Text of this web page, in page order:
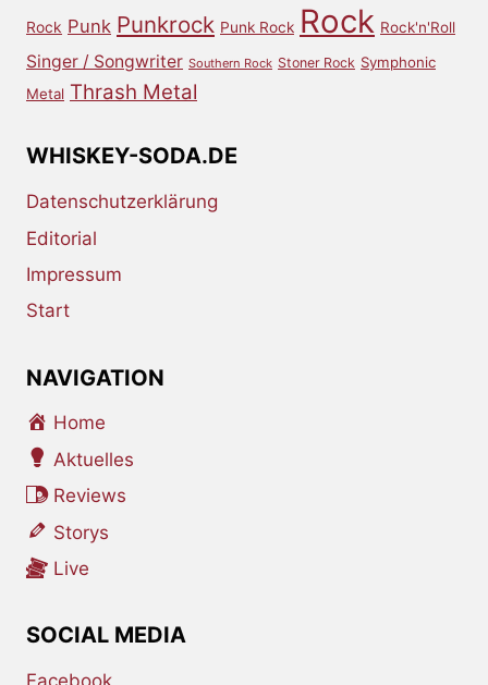
Rock Punk Punkrock Punk Rock Rock Rock'n'Roll
Singer / Songwriter Southern Rock Stoner Rock Symphonic
Metal Thrash Metal
WHISKEY-SODA.DE
Datenschutzerklärung
Editorial
Impressum
Start
NAVIGATION
Home
Aktuelles
Reviews
Storys
Live
SOCIAL MEDIA